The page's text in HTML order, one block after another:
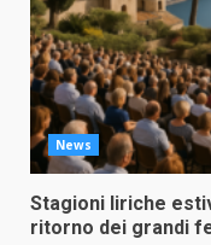
News
Stagioni liriche
ritorno dei grandi